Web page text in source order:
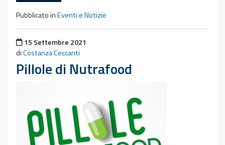
Pubblicato inEventi e Notizie
Pubblicato il
15 Settembre 2021
diCostanza Ceccanti
Pillole di Nutrafood